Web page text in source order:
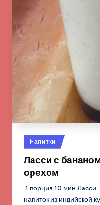
Опубликовано
в
Напитки
Ласси с
орехом
1 порция 10 мин
напиток из индийской